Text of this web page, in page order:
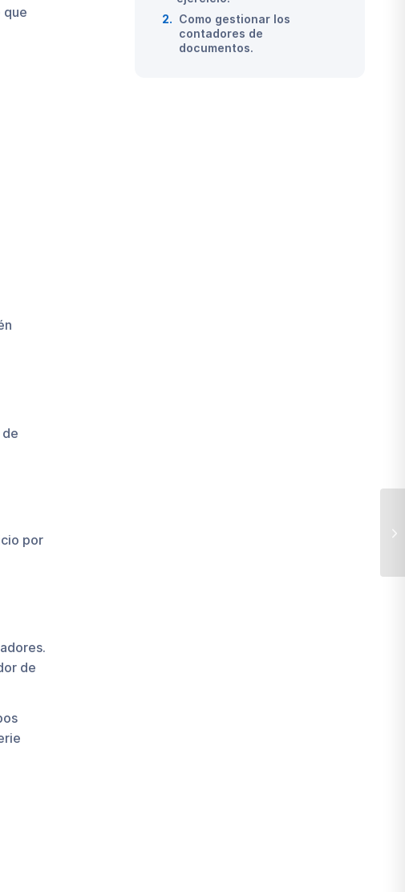
que
por
de
2. Como gestionar los
contadores de
documentos.